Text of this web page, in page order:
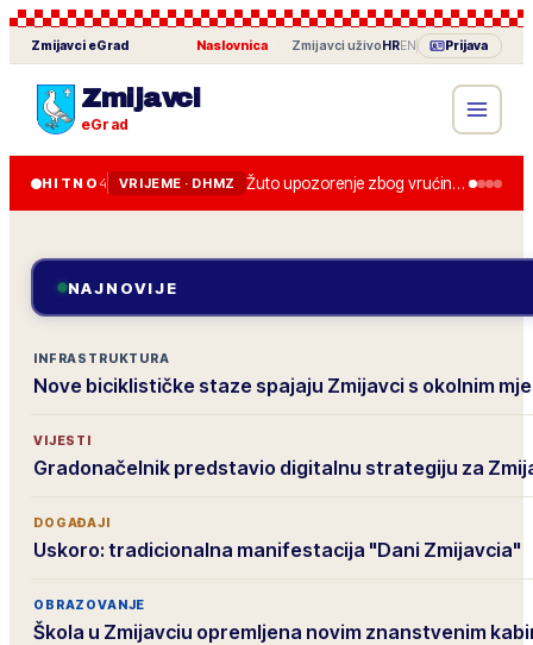
Zmijavci eGrad Naslovnica Zmijavci uživoHREN Prijava
Zmijavci
eGrad
HITNO 4 VRIJEME · DHMZ Žuto upozorenje zbog vrućine u četvrtak, do 36 stupnjeva.
NAJNOVIJE
INFRASTRUKTURA
Nove biciklističke staze spajaju Zmijavci s okolnim
VIJESTI
Gradonačelnik predstavio digitalnu strategiju za
DOGAĐAJI
Uskoro: tradicionalna manifestacija "Dani Zmijavcia"
OBRAZOVANJE
Škola u Zmijavciu opremljena novim znanstvenim